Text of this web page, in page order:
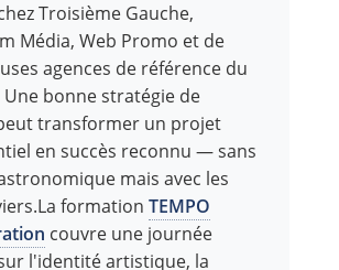
Troisième Gauche,
Média, Web Promo et de
agences de référence du
bonne stratégie de
transformer un projet
en succès reconnu — sans
mais avec les
formation TEMPO
couvre une journée
l'identité artistique, la